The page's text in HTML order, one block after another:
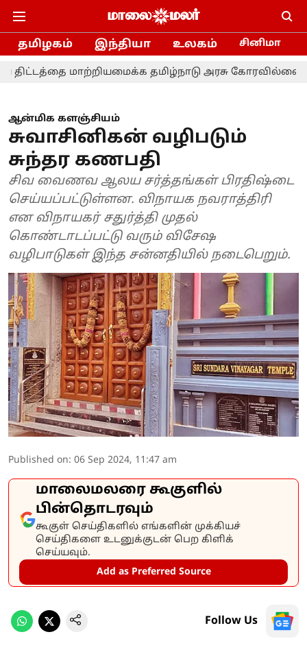
தமிழகம் இந்தியா உலகம் சினிமா
மாற்றியமைக்க தமிழ்நாடு அரசு கோரவில்லை -
ஆன்மிக களஞ்சியம்
சுவாசினிகன் வழிபடும்
சுந்தர கணபதி
சிவ வைணவ ஆலய சர்த்தங்கள் பிரதிஷ்டை
செய்யப்பட்டுள்ளன. விநாயக நவராத்திரி
என விநாயகர் சதுர்த்தி முதல்
கொண்டாடப்பட்டு வரும் விசேஷ
வழிபாடுகள் இந்த சன்னதியில் நடைபெறும்.
Published on: 06 Sep 2024, 11:47 am
மாலைமலரை கூகுளில்
பின்தொடரவும்
கூகுள் செய்திகளில் எங்களின் முக்கியச்
செய்திகளை உடனுக்குடன் பெற கிளிக்
செய்யவும்.
Add as Preferred Source
Follow Us